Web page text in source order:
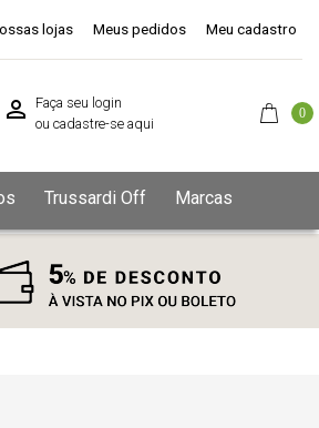
lojas Meus pedidos Meu cadastro
Faça seu login
ou cadastre-se aqui
0
Trussardi Off Marcas